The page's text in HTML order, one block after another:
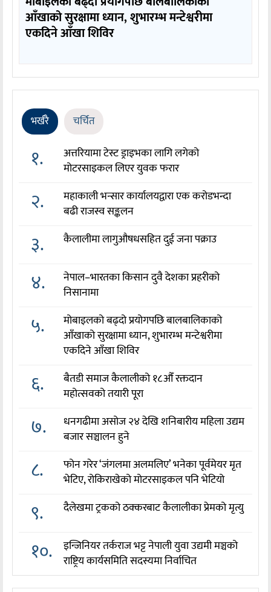
आँखाको सुरक्षामा ध्यान, शुभारम्भ मन्टेश्वरीमा
एकदिने आँखा शिविर
भर्खरै चर्चित
१.
अत्तरियामा टेस्ट ड्राइभका लागि लगेको
मोटरसाइकल लिएर युवक फरार
२.
महाकाली भन्सार कार्यालयद्वारा एक करोडभन्दा
बढी राजस्व सङ्कलन
३. कैलालीमा लागुऔषधसहित दुई जना पक्राउ
४.
नेपाल–भारतका किसान दुवै देशका प्रहरीको
निसानामा
५.
मोबाइलको बढ्दो प्रयोगपछि बालबालिकाको
आँखाको सुरक्षामा ध्यान, शुभारम्भ मन्टेश्वरीमा
एकदिने आँखा शिविर
६.
बैतडी समाज कैलालीको १८औँ रक्तदान
महोत्सवको तयारी पूरा
७.
धनगढीमा असोज २४ देखि शनिबारीय महिला उद्यम
बजार सञ्चालन हुने
८.
फोन गरेर ‘जंगलमा अलमलिए’ भनेका पूर्वमेयर मृत
भेटिए, रोकिराखेको मोटरसाइकल पनि भेटियो
९. दैलेखमा ट्रकको ठक्करबाट कैलालीका प्रेमको मृत्यु
१०.
इन्जिनियर तर्कराज भट्ट नेपाली युवा उद्यमी मञ्चको
राष्ट्रिय कार्यसमिति सदस्यमा निर्वाचित